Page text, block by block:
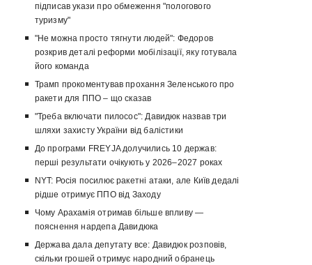
підписав укази про обмеження "пологового
туризму"
"Не можна просто тягнути людей": Федоров
розкрив деталі реформи мобілізації, яку готувала
його команда
Трамп прокоментував прохання Зеленського про
ракети для ППО – що сказав
"Треба включати пилосос": Давидюк назвав три
шляхи захисту України від балістики
До програми FREYJA долучились 10 держав:
перші результати очікують у 2026–2027 роках
NYT: Росія посилює ракетні атаки, але Київ дедалі
рідше отримує ППО від Заходу
Чому Арахамія отримав більше впливу —
пояснення нардепа Давидюка
Держава дала депутату все: Давидюк розповів,
скільки грошей отримує народний обранець